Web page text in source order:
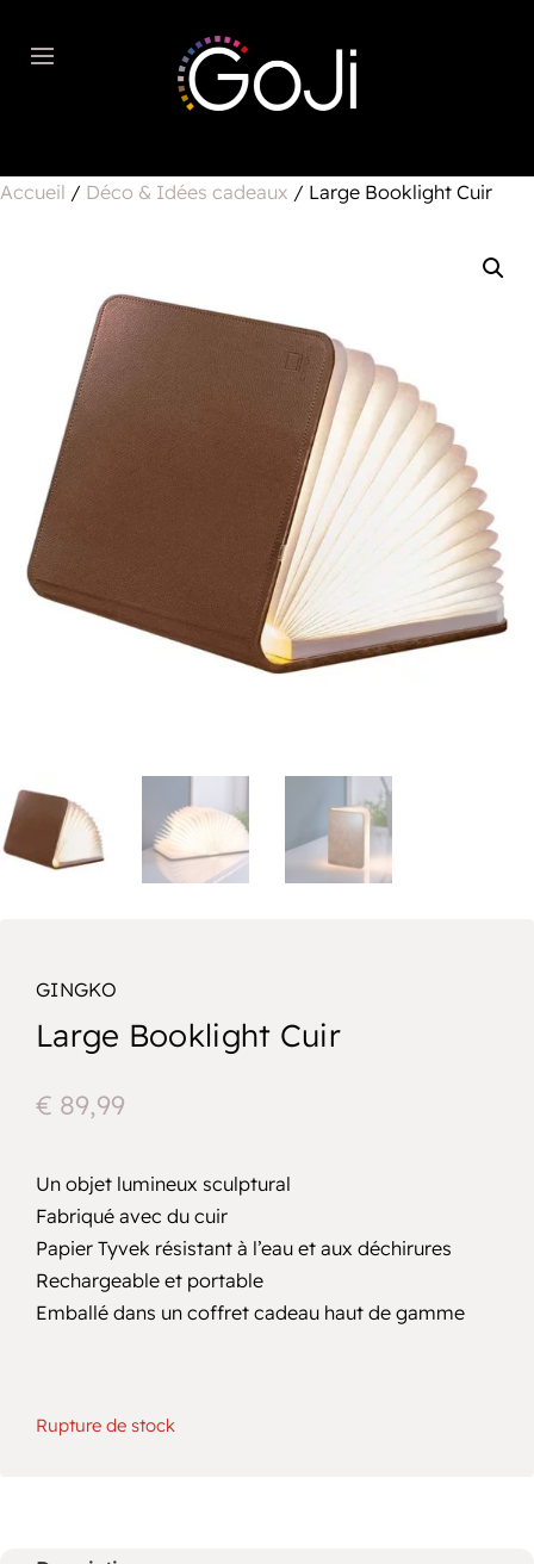
Accueil / Déco & Idées cadeaux / Large Booklight Cuir
GINGKO
Large Booklight Cuir
€ 89,99
Un objet lumineux sculptural
Fabriqué avec du cuir
Papier Tyvek résistant à l’eau et aux déchirures
Rechargeable et portable
Emballé dans un coffret cadeau haut de gamme
Rupture de stock